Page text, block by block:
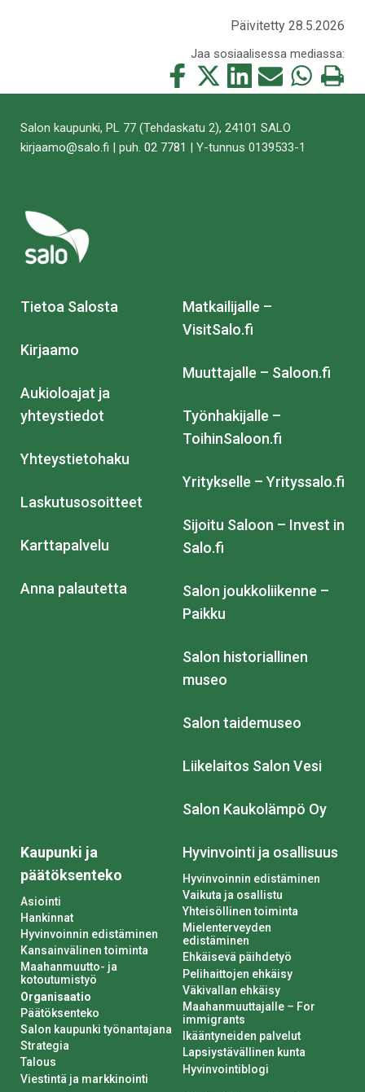
Päivitetty 28.5.2026
Jaa sosiaalisessa mediassa:
Jaa
tämä
Jaa
tämä
Jaa
tämä
Jaa
tämä
Jaa
tämä
Tulosta
tämä
Salon kaupunki, PL 77 (Tehdaskatu 2), 24101 SALO
kirjaamo@salo.fi | puh. 02 7781 | Y-tunnus 0139533-1
Tietoa Salosta
Kirjaamo
Aukioloajat ja
yhteystiedot
Yhteystietohaku
Laskutusosoitteet
Karttapalvelu
Anna palautetta
Matkailijalle –
VisitSalo.fi
Muuttajalle – Saloon.fi
Työnhakijalle –
ToihinSaloon.fi
Yritykselle – Yrityssalo.fi
Sijoitu Saloon – Invest in
Salo.fi
Salon joukkoliikenne –
Paikku
Salon historiallinen
museo
Salon taidemuseo
Liikelaitos Salon Vesi
Salon Kaukolämpö Oy
Kaupunki ja
päätöksenteko
Asiointi
Hankinnat
Hyvinvoinnin edistäminen
Kansainvälinen toiminta
Maahanmuutto- ja
kotoutumistyö
Organisaatio
Päätöksenteko
Salon kaupunki työnantajana
Strategia
Talous
Viestintä ja markkinointi
Hyvinvointi ja osallisuus
Hyvinvoinnin edistäminen
Vaikuta ja osallistu
Yhteisöllinen toiminta
Mielenterveyden
edistäminen
Ehkäisevä päihdetyö
Pelihaittojen ehkäisy
Väkivallan ehkäisy
Maahanmuuttajalle – For
immigrants
Ikääntyneiden palvelut
Lapsiystävällinen kunta
Hyvinvointiblogi